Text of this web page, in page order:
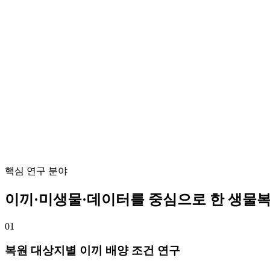
핵심 연구 분야
이끼·미생물·데이터를 중심으로 한 생물
01
복원 대상지별 이끼 배양 조건 연구